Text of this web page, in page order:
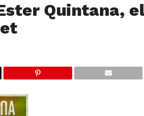
Quintana,